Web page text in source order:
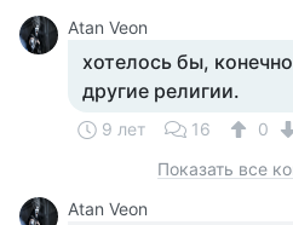
Atan Veon
хотелось бы,
другие религии.
9 лет 16
0
Показать все
Atan Veon